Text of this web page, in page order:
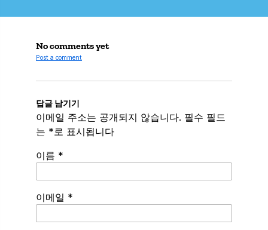
No comments yet
Post a comment
답글 남기기
이메일 주소는 공개되지 않습니다. 필수 필드
는 *로 표시됩니다
이름 *
이메일 *